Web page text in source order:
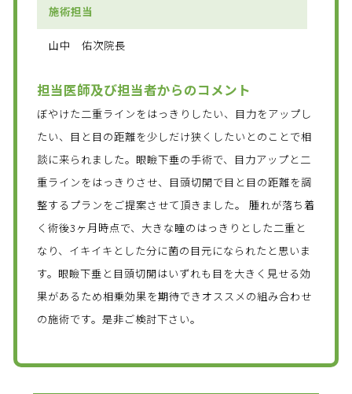
施術担当
山中 佑次院長
担当医師及び担当者からのコメント
ぼやけた二重ラインをはっきりしたい、目力をアップし
たい、目と目の距離を少しだけ狭くしたいとのことで相
談に来られました。眼瞼下垂の手術で、目力アップと二
重ラインをはっきりさせ、目頭切開で目と目の距離を調
整するプランをご提案させて頂きました。 腫れが落ち着
く術後3ヶ月時点で、大きな瞳のはっきりとした二重と
なり、イキイキとした分に菌の目元になられたと思いま
す。眼瞼下垂と目頭切開はいずれも目を大きく見せる効
果があるため相乗効果を期待できオススメの組み合わせ
の施術です。是非ご検討下さい。